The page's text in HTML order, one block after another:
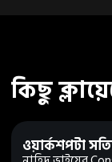
কিছু
ওয়ার্কশপটা